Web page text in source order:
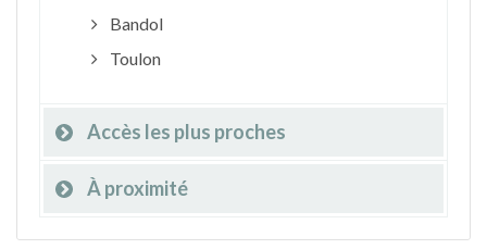
Bandol
Toulon
Accès les plus proches
À proximité